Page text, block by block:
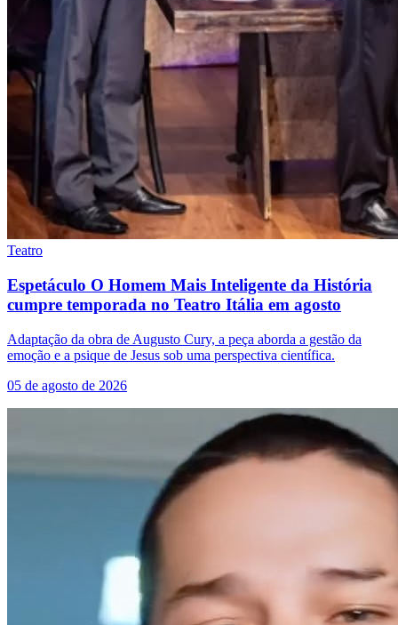
Teatro
Espetáculo O Homem Mais Inteligente da História
cumpre temporada no Teatro Itália em agosto
Adaptação da obra de Augusto Cury, a peça aborda a gestão da
emoção e a psique de Jesus sob uma perspectiva científica.
05 de agosto de 2026